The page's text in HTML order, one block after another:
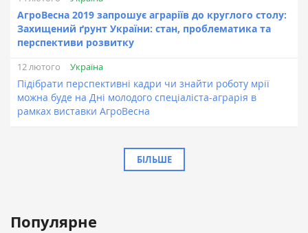
АгроВесна 2019 запрошує аграріїв до круглого столу:
Захищений ґрунт України: стан, проблематика та
перспективи розвитку
12 лютого Україна
Підібрати перспективні кадри чи знайти роботу мрії
можна буде на Дні молодого спеціаліста-аграрія в
рамках виставки АгроВесна
БІЛЬШЕ
Популярне